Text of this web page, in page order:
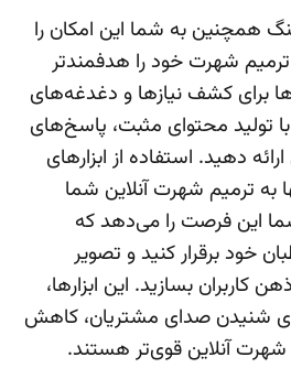
همچنین به شما این امکان را
شهرت خود را هدفمندتر
برای کشف نیازها و دغدغه‌های
با تولید محتوای مثبت، پاسخ‌های
دهید. استفاده از ابزارهای
به ترمیم شهرت آنلاین شما
این فرصت را می‌دهد که
خود برقرار کنید و تصویر
کاربران بسازید. این ابزارها،
شنیدن صدای مشتریان، کاهش
شهرت آنلاین قوی‌تر هستند.